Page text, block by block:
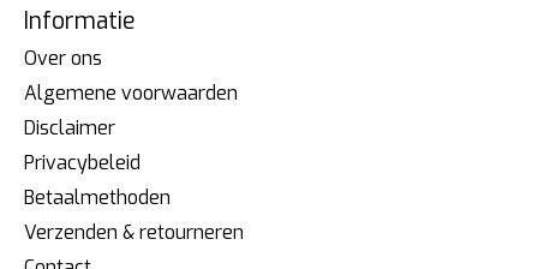
Informatie
Over ons
Algemene voorwaarden
Disclaimer
Privacybeleid
Betaalmethoden
Verzenden & retourneren